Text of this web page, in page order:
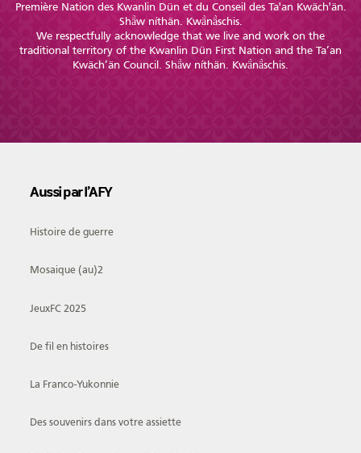
Première Nation des Kwanlin Dün et du Conseil des Ta'an Kwäch'än.
Shä̀w níthän. Kwä̀nä̀schis.
We respectfully acknowledge that we live and work on the
traditional territory of the Kwanlin Dün First Nation and the Ta’an
Kwäch’än Council. Shä̀w níthän. Kwä̀nä̀schis.
Aussi par l’AFY
Histoire de guerre
Mosaique (au)2
JeuxFC 2025
De fil en histoires
La Franco-Yukonnie
Des souvenirs dans votre assiette